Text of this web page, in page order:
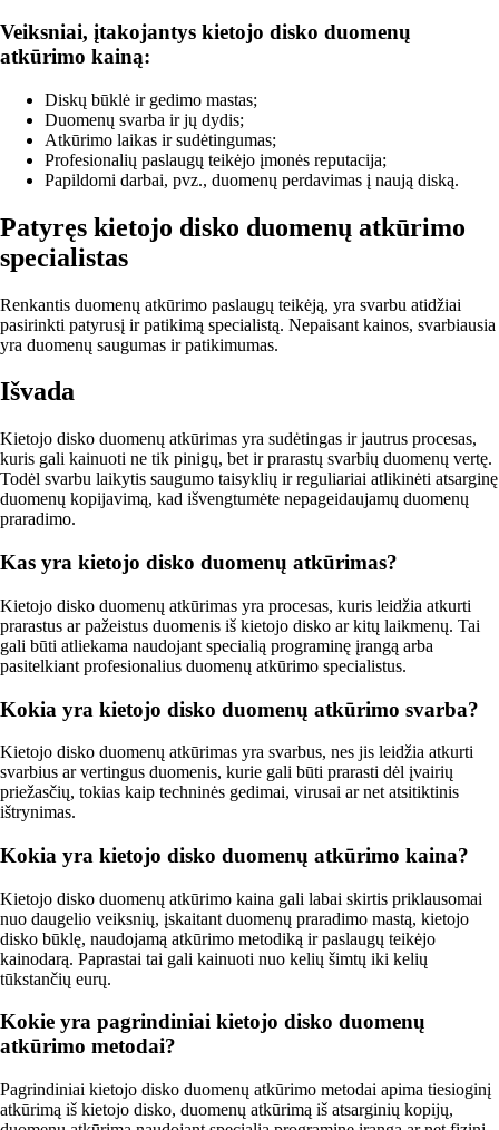
Veiksniai, įtakojantys kietojo disko duomenų
atkūrimo kainą:
Diskų būklė ir gedimo mastas;
Duomenų svarba ir jų dydis;
Atkūrimo laikas ir sudėtingumas;
Profesionalių paslaugų teikėjo įmonės reputacija;
Papildomi darbai, pvz., duomenų perdavimas į naują diską.
Patyręs kietojo disko duomenų atkūrimo
specialistas
Renkantis duomenų atkūrimo paslaugų teikėją, yra svarbu atidžiai
pasirinkti patyrusį ir patikimą specialistą. Nepaisant kainos, svarbiausia
yra duomenų saugumas ir patikimumas.
Išvada
Kietojo disko duomenų atkūrimas yra sudėtingas ir jautrus procesas,
kuris gali kainuoti ne tik pinigų, bet ir prarastų svarbių duomenų vertę.
Todėl svarbu laikytis saugumo taisyklių ir reguliariai atlikinėti atsarginę
duomenų kopijavimą, kad išvengtumėte nepageidaujamų duomenų
praradimo.
Kas yra kietojo disko duomenų atkūrimas?
Kietojo disko duomenų atkūrimas yra procesas, kuris leidžia atkurti
prarastus ar pažeistus duomenis iš kietojo disko ar kitų laikmenų. Tai
gali būti atliekama naudojant specialią programinę įrangą arba
pasitelkiant profesionalius duomenų atkūrimo specialistus.
Kokia yra kietojo disko duomenų atkūrimo svarba?
Kietojo disko duomenų atkūrimas yra svarbus, nes jis leidžia atkurti
svarbius ar vertingus duomenis, kurie gali būti prarasti dėl įvairių
priežasčių, tokias kaip techninės gedimai, virusai ar net atsitiktinis
ištrynimas.
Kokia yra kietojo disko duomenų atkūrimo kaina?
Kietojo disko duomenų atkūrimo kaina gali labai skirtis priklausomai
nuo daugelio veiksnių, įskaitant duomenų praradimo mastą, kietojo
disko būklę, naudojamą atkūrimo metodiką ir paslaugų teikėjo
kainodarą. Paprastai tai gali kainuoti nuo kelių šimtų iki kelių
tūkstančių eurų.
Kokie yra pagrindiniai kietojo disko duomenų
atkūrimo metodai?
Pagrindiniai kietojo disko duomenų atkūrimo metodai apima tiesioginį
atkūrimą iš kietojo disko, duomenų atkūrimą iš atsarginių kopijų,